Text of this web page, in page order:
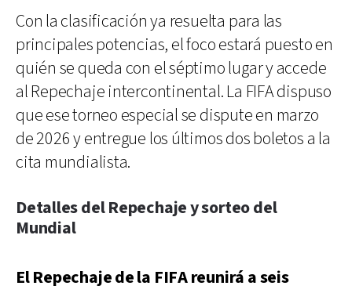
Con la clasificación ya resuelta para las
principales potencias, el foco estará puesto en
quién se queda con el séptimo lugar y accede
al Repechaje intercontinental. La FIFA dispuso
que ese torneo especial se dispute en marzo
de 2026 y entregue los últimos dos boletos a la
cita mundialista.
Detalles del Repechaje y sorteo del
Mundial
El Repechaje de la FIFA reunirá a seis